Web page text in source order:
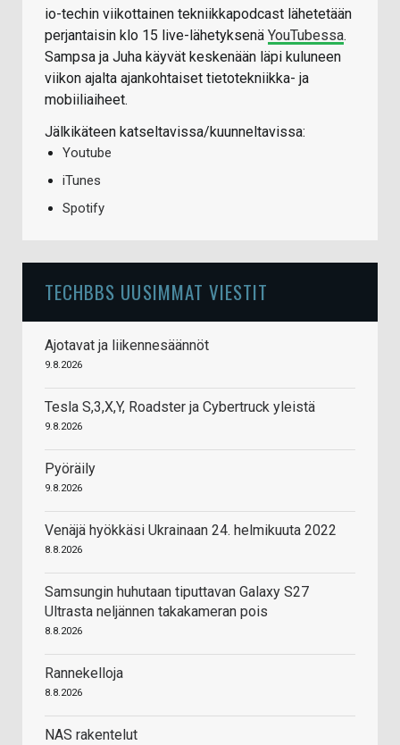
io-techin viikottainen tekniikkapodcast lähetetään
perjantaisin klo 15 live-lähetyksenä YouTubessa.
Sampsa ja Juha käyvät keskenään läpi kuluneen
viikon ajalta ajankohtaiset tietotekniikka- ja
mobiiliaiheet.
Jälkikäteen katseltavissa/kuunneltavissa:
Youtube
iTunes
Spotify
TECHBBS UUSIMMAT VIESTIT
Ajotavat ja liikennesäännöt
9.8.2026
Tesla S,3,X,Y, Roadster ja Cybertruck yleistä
9.8.2026
Pyöräily
9.8.2026
Venäjä hyökkäsi Ukrainaan 24. helmikuuta 2022
8.8.2026
Samsungin huhutaan tiputtavan Galaxy S27
Ultrasta neljännen takakameran pois
8.8.2026
Rannekelloja
8.8.2026
NAS rakentelut